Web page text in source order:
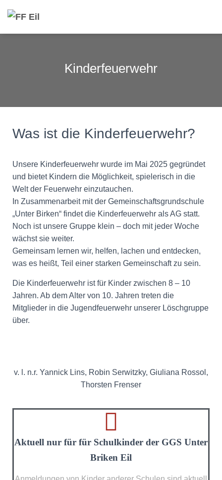
Kinderfeuerwehr
Was ist die Kinderfeuerwehr?
Unsere Kinderfeuerwehr wurde im Mai 2025 gegründet
und bietet Kindern die Möglichkeit, spielerisch in die
Welt der Feuerwehr einzutauchen.
In Zusammenarbeit mit der Gemeinschaftsgrundschule
„Unter Birken“ findet die Kinderfeuerwehr als AG statt.
Noch ist unsere Gruppe klein – doch mit jeder Woche
wächst sie weiter.
Gemeinsam lernen wir, helfen, lachen und entdecken,
was es heißt, Teil einer starken Gemeinschaft zu sein.
Die Kinderfeuerwehr ist für Kinder zwischen 8 – 10
Jahren. Ab dem Alter von 10. Jahren treten die
Mitglieder in die Jugendfeuerwehr unserer Löschgruppe
über.
v. l. n.r. Yannick Lins, Robin Serwitzky, Giuliana Rossol,
Thorsten Frenser
Aktuell nur für für Schulkinder der GGS Unter
Briken Eil